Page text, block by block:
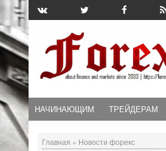
НАЧИНАЮЩИМ ТРЕЙДЕРАМ
Главная » Новости форекс